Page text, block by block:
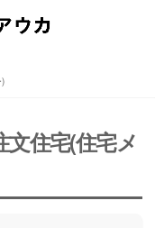
カー)
ウスメーカー)
住宅(住宅メ